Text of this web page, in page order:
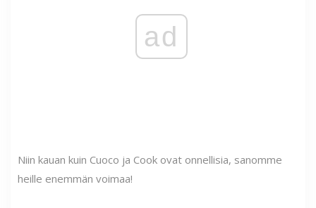
ad
Niin kauan kuin Cuoco ja Cook ovat onnellisia, sanomme
heille enemmän voimaa!